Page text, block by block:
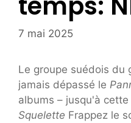
7 mai 2025
Le groupe suédois du
jamais dépassé le
albums – jusqu'à
Squelette Frappez le